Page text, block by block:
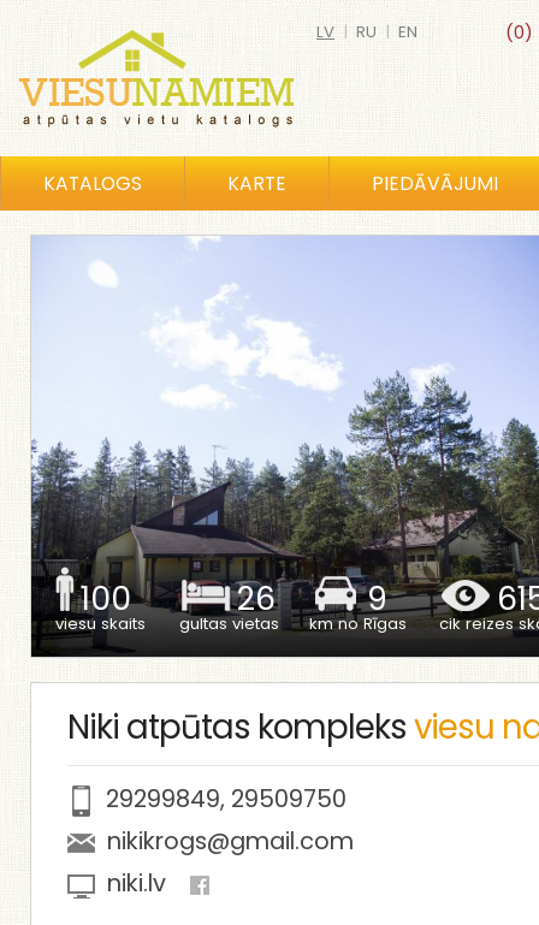
(0)
LV | RU | EN
KATALOGS KARTE PIEDĀVĀJUMI
100
viesu skaits
26
gultas vietas
9
km no Rīgas cik reizes
Niki atpūtas kompleksviesu
29299849, 29509750
nikikrogs@gmail.com
niki.lv